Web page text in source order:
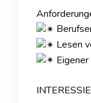
Lesen